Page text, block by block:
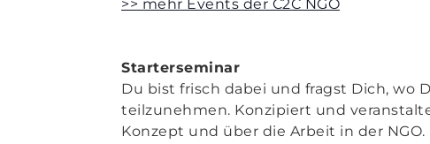
>> mehr Events der C2C NGO
Starterseminar
Du bist frisch dabei und fragst Dich, wo
teilzunehmen. Konzipiert und
Konzept und über die Arbeit in der NGO.